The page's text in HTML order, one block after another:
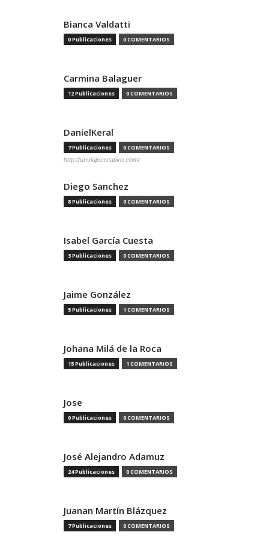
Bianca Valdatti
0 Publicaciones 0 COMENTARIOS
Carmina Balaguer
12 Publicaciones 0 COMENTARIOS
DanielKeral
7 Publicaciones 0 COMENTARIOS
http://unviajecreativo.com/
Diego Sanchez
8 Publicaciones 0 COMENTARIOS
Isabel García Cuesta
3 Publicaciones 0 COMENTARIOS
Jaime González
5 Publicaciones 1 COMENTARIOS
Johana Milá de la Roca
15 Publicaciones 1 COMENTARIOS
Jose
0 Publicaciones 0 COMENTARIOS
José Alejandro Adamuz
24 Publicaciones 0 COMENTARIOS
Juanan Martín Blázquez
7 Publicaciones 0 COMENTARIOS